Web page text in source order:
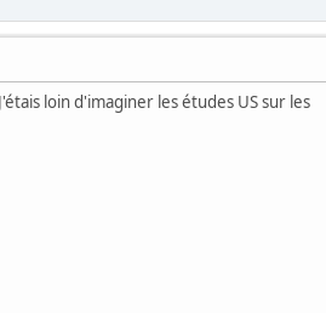
loin d'imaginer les études US sur les